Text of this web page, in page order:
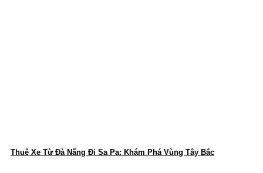
Thuê Xe Từ Đà Nẵng Đi Sa Pa: Khám Phá Vùng Tây Bắc